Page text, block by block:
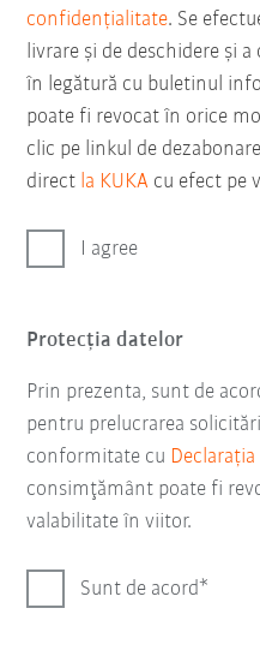
confidențialitate. Se
livrare și de deschidere și
în legătură cu buletinul
poate fi revocat în orice
clic pe linkul de
direct la KUKA cu efect pe
I agree
Protecţia datelor
Prin prezenta, sunt de
pentru prelucrarea
conformitate cu
consimţământ poate fi
valabilitate în viitor.
Sunt de acord